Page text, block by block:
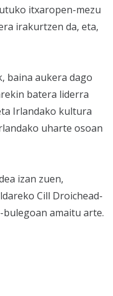
itxaropen-mezu
irakurtzen da, eta,
baina aukera dago
batera liderra
Irlandako kultura
uharte osoan
izan zuen,
Cill Droichead-
amaitu arte.